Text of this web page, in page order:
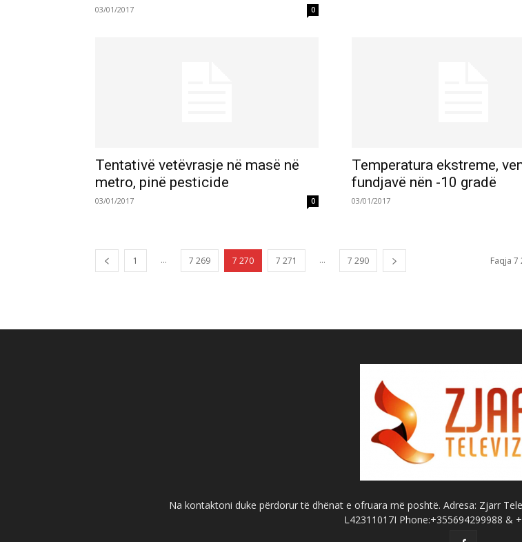
03/01/2017 0
Tentativë vetëvrasje në masë në
metro, pinë pesticide
03/01/2017 0
Temperatura ekstreme,
fundjavë nën -10 gradë
03/01/2017
1 ... 7 269 7 270 7 271 ... 7 290 Faqja 7
Na kontaktoni duke përdorur të dhënat e ofruara më poshtë. Adresa: Zjarr
L42311017I Phone:+355694299988 &